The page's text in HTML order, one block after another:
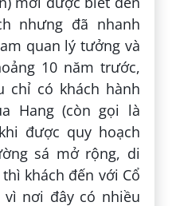
nhưng đã nhanh
quan lý tưởng và
10 năm trước,
chỉ có khách hành
Hang (còn gọi là
được quy hoạch
sá mở rộng, di
khách đến với Cổ
vì nơi đây có nhiều